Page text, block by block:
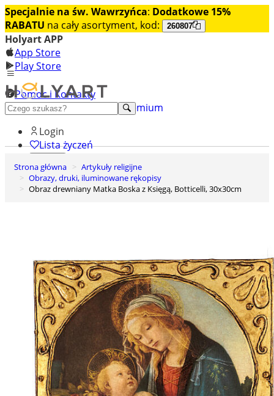
Specjalnie na św. Wawrzyńca: Dodatkowe 15%
RABATU na cały asortyment, kod: 260807
Holyart APP
App Store
Play Store
Pomoc i Kontakty
+48 222 922 860
Odkryj premium
Login
Lista życzeń
0
Koszyk
Strona główna
Artykuły religijne
Obrazy, druki, iluminowane rękopisy
Obraz drewniany Matka Boska z Księgą, Botticelli, 30x30cm